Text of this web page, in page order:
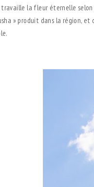
la fleur éternelle selon
» produit dans la région,